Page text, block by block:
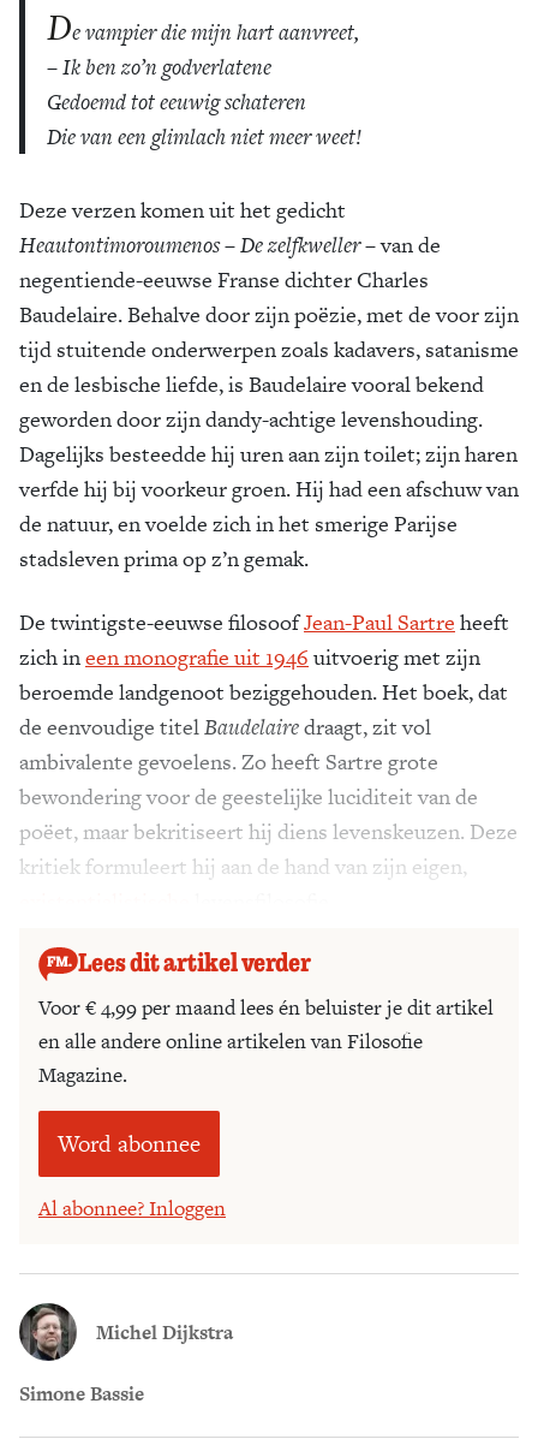
De vampier die mijn hart aanvreet,
– Ik ben zo’n godverlatene
Gedoemd tot eeuwig schateren
Die van een glimlach niet meer weet!
Deze verzen komen uit het gedicht
Heautontimoroumenos–De zelfkweller– van de
negentiende-eeuwse Franse dichter Charles
Baudelaire. Behalve door zijn poëzie, met de voor zijn
tijd stuitende onderwerpen zoals kadavers, satanisme
en de lesbische liefde, is Baudelaire vooral bekend
geworden door zijn dandy-achtige levenshouding.
Dagelijks besteedde hij uren aan zijn toilet; zijn haren
verfde hij bij voorkeur groen. Hij had een afschuw van
de natuur, en voelde zich in het smerige Parijse
stadsleven prima op z’n gemak.
De twintigste-eeuwse filosoofJean-Paul Sartre heeft
zich ineen monografie uit 1946 uitvoerig met zijn
beroemde landgenoot beziggehouden. Het boek, dat
de eenvoudige titelBaudelairedraagt, zit vol
ambivalente gevoelens. Zo heeft Sartre grote
bewondering voor de geestelijke luciditeit van de
poëet, maar bekritiseert hij diens levenskeuzen. Deze
kritiek formuleert hij aan de hand van zijn eigen,
Lees dit artikel verder
Voor € 4,99 per maand lees én beluister je dit artikel
en alle andere online artikelen van Filosofie
Magazine.
Word abonnee
Al abonnee? Inloggen
Michel Dijkstra
Simone Bassie